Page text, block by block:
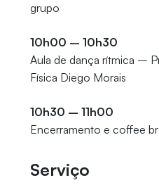
grupo
10h00 – 10h30
Aula de dança rítmica –
Física Diego Morais
10h30 – 11h00
Encerramento e coffee
Serviço